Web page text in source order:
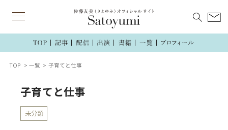
TOP 一覧 子育てと仕事
子育てと仕事
未分類